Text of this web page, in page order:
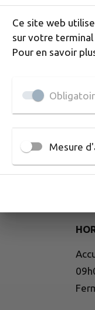
📍
🌿
📝
Ce site web
sur votre
Pour en savoir
Mesure